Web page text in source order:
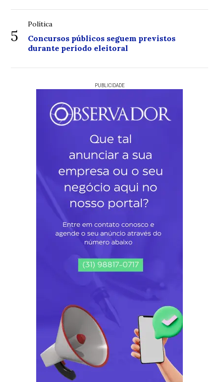
5
Política
Concursos públicos seguem previstos
durante período eleitoral
PUBLICIDADE